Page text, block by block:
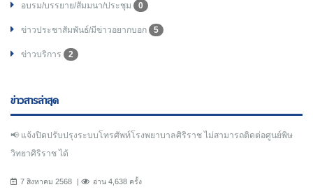
อบรม/บรรยาย/สัมมนา/ประชุม 0
ข่าวประชาสัมพันธ์/มีข่าวอยากบอก 5
ข่าวบริการ 2
ข่าวสารล่าสุด
📢 แจ้งปิดปรับปรุงระบบโทรศัพท์โรงพยาบาลศิริราช ไม่สามารถติดต่อศูนย์พิษ
วิทยาศิริราช ได้
7 สิงหาคม 2568 อ่าน 4,638 ครั้ง